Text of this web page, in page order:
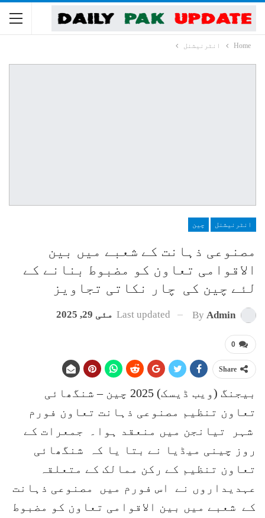
Home انٹرنیشنل
انٹرنیشنل چین
مصنوعی ذہانت کے شعبے میں بین
الاقوامی تعاون کو مضبوط بنانے کے
لئے چین کی چار نکاتی تجاویز
By Admin
Last updated مئی 29, 2025
0
Share
بیجنگ (ویب ڈیسک) 2025 چین – شنگھائی
تعاون تنظیم مصنوعی ذہانت تعاون فورم
شہر تیانجن میں منعقد ہوا۔ جمعرات کے
روز چینی میڈیا نے بتا یا کہ شنگھائی
تعاون تنظیم کے رکن ممالک کے متعلقہ
عہدیداروں نے اس فورم میں مصنوعی ذہانت
کے شعبے میں بین الاقوامی تعاون کو مضبوط